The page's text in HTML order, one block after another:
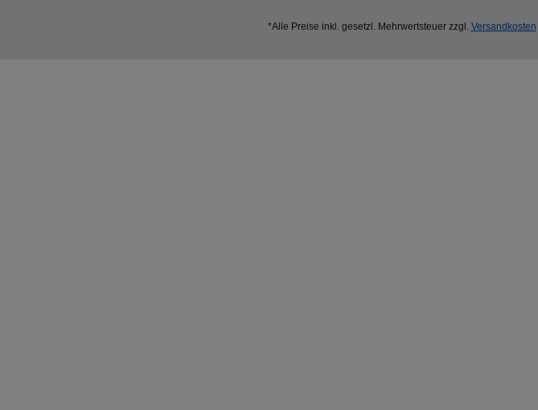
*Alle Preise inkl. gesetzl. Mehrwertsteuer zzgl. Versandkosten